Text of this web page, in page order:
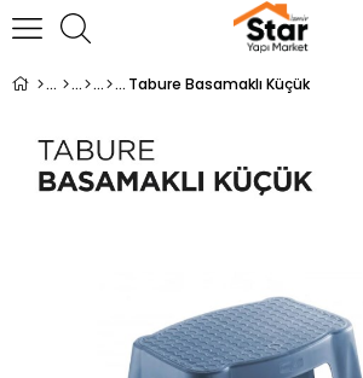
Tabure Basamaklı Küçük